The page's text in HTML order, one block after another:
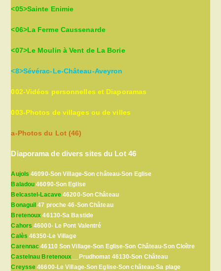
<05>Sainte Enimie
<06>La Ferme Caussenarde
<07>Le Moulin à Vent de La Borie
<8>Sévérac-Le-Château-Aveyron
002-Vidéos personnelles et Diaporamas
003-Photos de villages ou de villes
a-Photos du Lot (46)
Diaporama de divers sites du Lot 46
Aujols 46090-Son Village-Son château-Son Eglise
Baladou 46090-Son Eglise
Belcastel-Lacave 46200-Son Château
Bonaguil 47 proche 46-Son Château
Bretenoux 46130-Sa Bastide
Cahors 46000- Le Pont Valentré
Calès 46350-Le Village
Carennac 46110 Son Village-Son Eglise-Son Château-Son Cloître
Castelnau Bretenoux __Prudhomat 46130-Son Château
Creysse 46600-Le Village-Son Eglise-Son château-Sa plage